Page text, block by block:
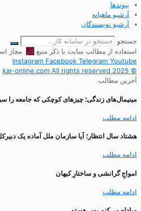
پیوندها
آرشیو ماهیانه
آرشیو نویسندگان
جستجو
استفاده از مطالب سایت با ذکر منبعکار
مجاز
Instagram Facebook Telegram Youtube
© 2025 kar-online.com All rights reserved
آخرین مطالب
مینیمال‌های زندگی؛ چیزهای کوچکی که جامعه را
ادامه مطلب
هشتاد سال انتظار؛ آیا سازمان ملل آماده یک
ادامه مطلب
‌امواجِ گرانشی و ساختارِ کیهان
ادامه مطلب